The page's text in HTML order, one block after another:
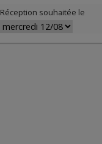
Réception souhaitée le